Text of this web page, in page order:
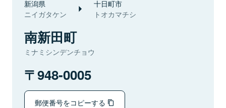
新潟県
ニイガタケン
十日町市
トオカマチシ
南新田町
ミナミシンデンチョウ
948-0005
郵便番号をコピーする